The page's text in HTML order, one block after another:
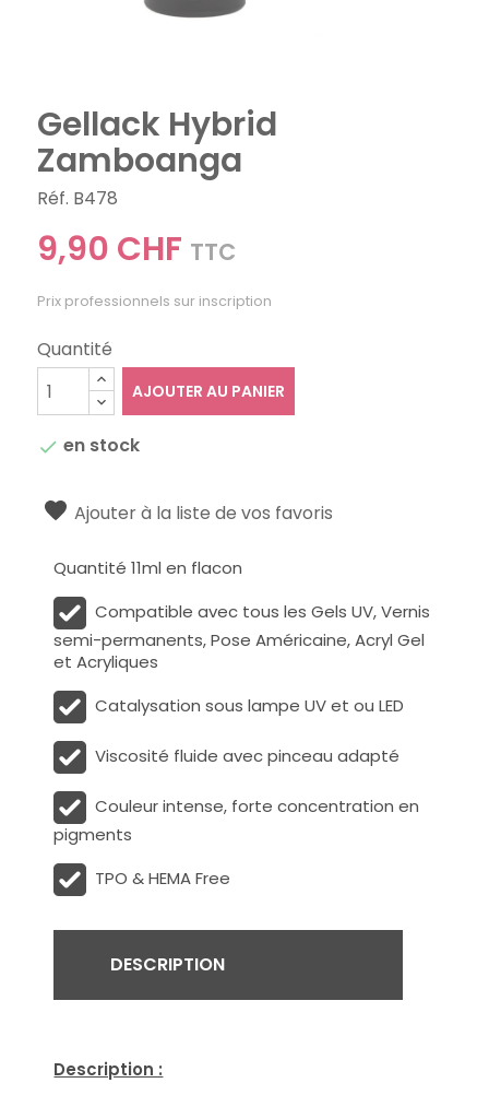
Gellack Hybrid
Zamboanga
Réf. B478
9,90 CHF TTC
Prix professionnels sur inscription
Quantité
AJOUTER AU PANIER
 en stock
Ajouter à la liste de vos favoris
Quantité 11ml en flacon
Compatible avec tous les Gels UV, Vernis
semi-permanents, Pose Américaine, Acryl Gel
et Acryliques
Catalysation sous lampe UV et ou LED
Viscosité fluide avec pinceau adapté
Couleur intense, forte concentration en
pigments
TPO & HEMA Free
DESCRIPTION
Description :